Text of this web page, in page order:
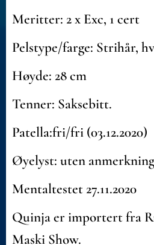
Meritter: 2 x Exc, 1 cert
Pelstype/farge: Strihår,
Høyde: 28 cm
Tenner: Saksebitt.
Patella:fri/fri (03.12.2020)
Øyelyst: uten
Mentaltestet 27.11.2020
Quinja er importert fra
Maski Show.